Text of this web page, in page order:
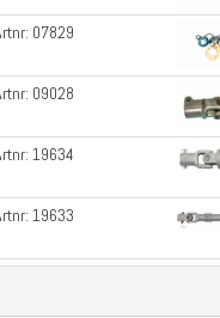
07829
09028
19634
19633